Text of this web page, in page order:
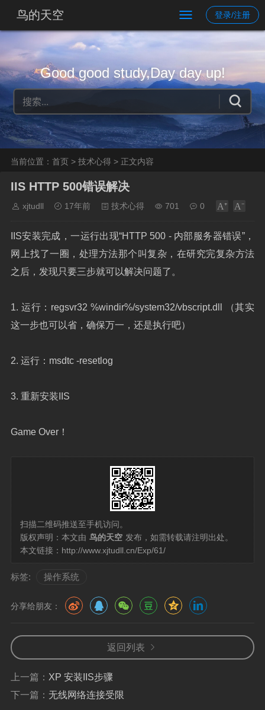
鸟的天空 登录/注册
Good good study,Day day up!
当前位置： 首页 > 技术心得 > 正文内容
IIS HTTP 500错误解决
xjtudll 17年前 技术心得 701 0
IIS安装完成，一运行出现“HTTP 500 - 内部服务器错误”，
网上找了一圈，处理方法那个叫复杂，在研究完复杂方法
之后，发现只要三步就可以解决问题了。
1. 运行：regsvr32 %windir%/system32/vbscript.dll （其实
这一步也可以省，确保万一，还是执行吧）
2. 运行：msdtc -resetlog
3. 重新安装IIS
Game Over！
扫描二维码推送至手机访问。
版权声明：本文由 鸟的天空 发布，如需转载请注明出处。
本文链接： http://www.xjtudll.cn/Exp/61/
标签: 操作系统
分享给朋友：
返回列表
上一篇： XP 安装IIS步骤
下一篇： 无线网络连接受限